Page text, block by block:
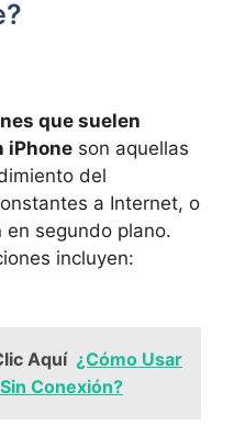
que suelen
iPhone son aquellas
del
a Internet, o
segundo plano.
incluyen:
Aquí ¿Cómo Usar
Conexión?